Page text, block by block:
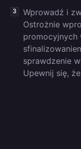
Wprowadź i
Ostrożnie
promocyjnych
sprawdzenie
Upewnij się,